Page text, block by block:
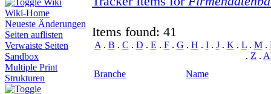
Wiki
Wiki-Home
Neueste Änderungen
Seiten auflisten
Verwaiste Seiten
Sandbox
Multiple Print
Strukturen
Items found: 41
A . B . C . D . E . F. G . H . I. J. K . L. M.
. Z .
Branche
Name